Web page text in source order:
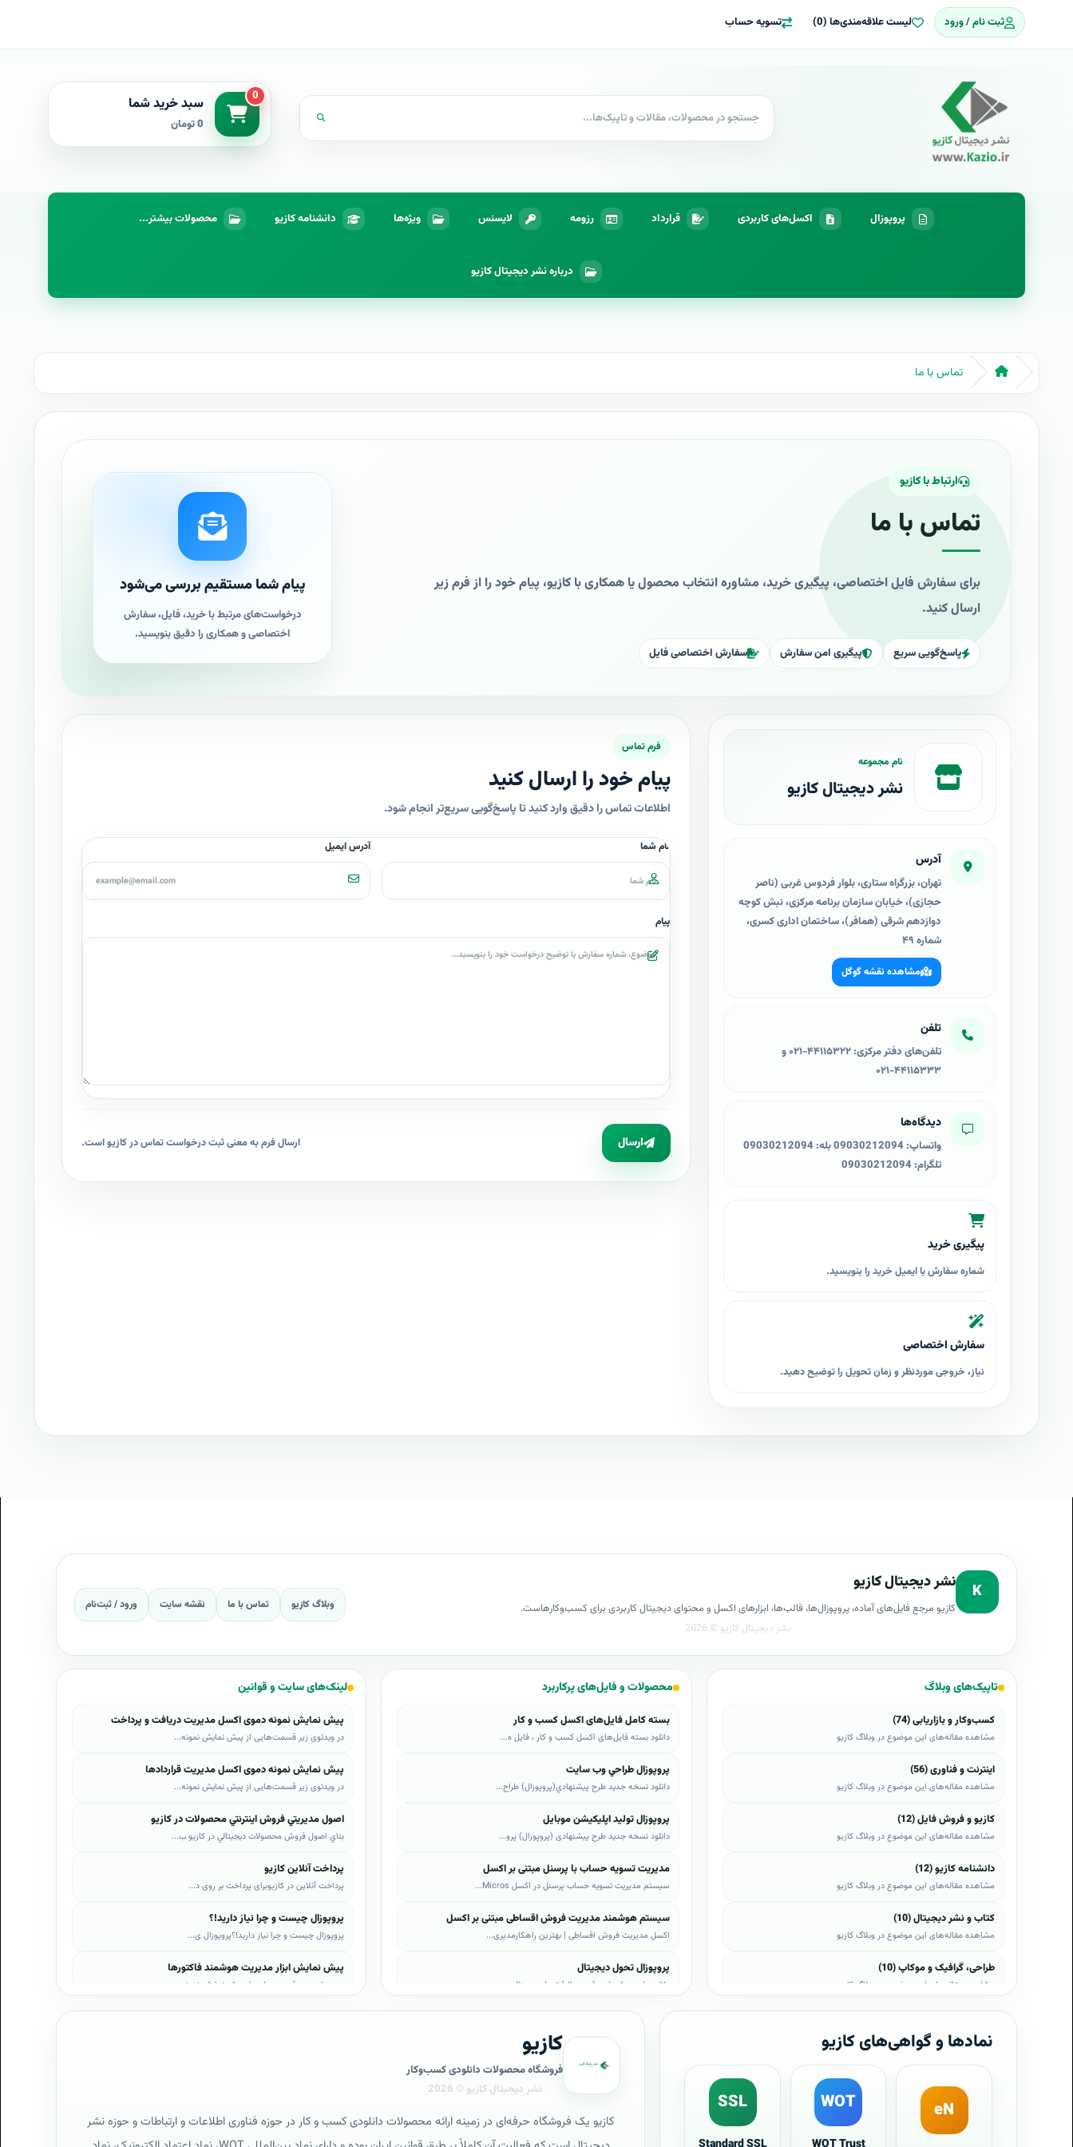
ثبت نام / ورود لیست علاقه‌مندی‌ها (0) تسویه حساب
0 سبد خرید شما
0 تومان
پروپوزال اکسل‌های کاربردی قرارداد رزومه لایسنس ویژه‌ها دانشنامه کازیو محصولات بیشتر...
درباره نشر دیجیتال کازیو
تماس با ما
ارتباط با کازیو
تماس با ما
برای سفارش فایل اختصاصی، پیگیری خرید، مشاوره انتخاب محصول یا همکاری با کازیو، پیام خود را از فرم زیر
ارسال کنید.
پاسخ‌گویی سریع پیگیری امن سفارش سفارش اختصاصی فایل
پیام شما مستقیم بررسی می‌شود
درخواست‌های مرتبط با خرید، فایل، سفارش
اختصاصی و همکاری را دقیق بنویسید.
نام مجموعه
نشر دیجیتال کازیو
آدرس
تهران، بزرگراه ستاری، بلوار فردوس غربی (ناصر
حجازی)، خیابان سازمان برنامه مرکزی، نبش کوچه
دوازدهم شرقی (همافر)، ساختمان اداری کسری،
شماره ۴۹
مشاهده نقشه گوگل
تلفن
تلفن‌های دفتر مرکزی: ۴۴۱۱۵۳۲۲-۰۲۱ و
۴۴۱۱۵۳۳۳-۰۲۱
دیدگاه‌ها
واتساپ: 09030212094 بله: 09030212094
تلگرام: 09030212094
پیگیری خرید
شماره سفارش یا ایمیل خرید را بنویسید.
سفارش اختصاصی
نیاز، خروجی موردنظر و زمان تحویل را توضیح دهید.
فرم تماس
پیام خود را ارسال کنید
اطلاعات تماس را دقیق وارد کنید تا پاسخ‌گویی سریع‌تر انجام شود.
نام شما آدرس ایمیل
پیام
ارسال ارسال فرم به معنی ثبت درخواست تماس در کازیو است.
K نشر دیجیتال کازیو
کازیو مرجع فایل‌های آماده، پروپوزال‌ها، قالب‌ها، ابزارهای اکسل و محتوای دیجیتال کاربردی برای کسب‌وکارهاست. وبلاگ کازیو تماس با ما نقشه سایت ورود / ثبت‌نام
تاپیک‌های وبلاگ
کسب‌وکار و بازاریابی (74)
مشاهده مقاله‌های این موضوع در وبلاگ کازیو
اینترنت و فناوری (56)
مشاهده مقاله‌های این موضوع در وبلاگ کازیو
کازیو و فروش فایل (12)
مشاهده مقاله‌های این موضوع در وبلاگ کازیو
دانشنامه کازیو (12)
مشاهده مقاله‌های این موضوع در وبلاگ کازیو
کتاب و نشر دیجیتال (10)
مشاهده مقاله‌های این موضوع در وبلاگ کازیو
طراحی، گرافیک و موکاپ (10)
مشاهده مقاله‌های این موضوع در وبلاگ کازیو
مشاهده مقاله‌های این موضوع در وبلاگ کازیو
موبایل و اندروید (6)
مشاهده مقاله‌های این موضوع در وبلاگ کازیو
آموزش و راهنما (5)
مشاهده مقاله‌های این موضوع در وبلاگ کازیو
محصولات و فایل‌های پرکاربرد
بسته کامل فایل‌های اکسل کسب و کار
دانلود بسته فایل‌های اکسل کسب و کار ، فایل ه...
پروپوزال طراحي وب سايت
دانلود نسخه جدید طرح پيشنهادي(پروپوزال) طراح...
پروپوزال تولید اپلیکیشن موبایل
دانلود نسخه جدید طرح پیشنهادی (پروپوزال) پرو...
مدیریت تسویه حساب با پرسنل مبتنی بر اکسل
سیستم مدیریت تسویه حساب پرسنل در اکسل Micros...
سیستم هوشمند مدیریت فروش اقساطی مبتنی بر اکسل
اکسل مدیریت فروش اقساطی | بهترین راهکارمدیری...
پروپوزال تحول دیجیتال
دانلود طرح پیشنهادی (پروپوزال) تحول دیجیتال،...
پروپوزال AI
دانلود طرح پيشنهادي(پروپوزال) هوش مصنوعی (AI...
پروپوزال بیزاجی
دانلود طرح پيشنهادي(پروپوزال) بیزاجی، لایه ب...
لینک‌های سایت و قوانین
پیش نمایش نمونه دموی اکسل مدیریت دریافت و پرداخت
در ویدئوی زیر قسمت‌هایی از پیش نمایش نمونه...
پیش نمایش نمونه دموی اکسل مدیریت قراردادها
در ویدئوی زیر قسمت‌هایی از پیش نمایش نمونه...
اصول مديريتي فروش اينترنتي محصولات در کازيو
بناي اصول فروش محصولات ديجيتالي در کازيو ب...
پرداخت آنلاین کازیو
پرداخت آنلاین در کازیوبرای پرداخت بر روی د...
پروپوزال چیست و چرا نیاز دارید!؟
پروپوزال چیست و چرا نیاز دارید!؟پروپوزال ی...
پیش نمایش ابزار مدیریت هوشمند فاکتورها
در ویدئوی زیر قسمت‌هایی از پیش نمایش نمونه...
پیش نمایش نمونه رزومه‌ها
نمادها و گواهی‌های کازیو
eN
WOT
SSL
کازیو
فروشگاه محصولات دانلودی کسب‌وکار
کازیو یک فروشگاه حرفه‌ای در زمینه ارائه محصولات دانلودی کسب و کار در حوزه فناوری اطلاعات و ارتباطات و حوزه نشر